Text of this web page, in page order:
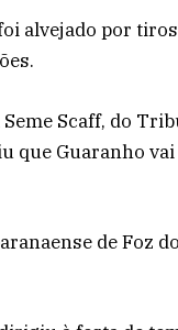
alvejado por
Scaff, do
que Guaranho
de Foz